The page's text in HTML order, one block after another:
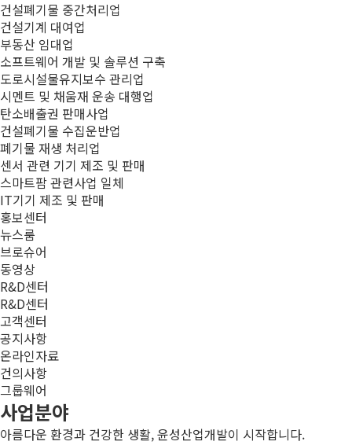
건설폐기물 중간처리업
건설기계 대여업
부동산 임대업
소프트웨어 개발 및 솔루션 구축
도로시설물유지보수 관리업
시멘트 및 채움재 운송 대행업
탄소배출권 판매사업
건설폐기물 수집운반업
폐기물 재생 처리업
센서 관련 기기 제조 및 판매
스마트팜 관련사업 일체
IT기기 제조 및 판매
홍보센터
뉴스룸
브로슈어
동영상
R&D센터
R&D센터
고객센터
공지사항
온라인자료
건의사항
그룹웨어
사업분야
아름다운 환경과 건강한 생활, 윤성산업개발이 시작합니다.